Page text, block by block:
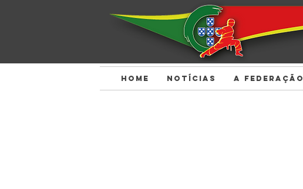
HOME NOTÍCIAS A FEDERAÇÃO